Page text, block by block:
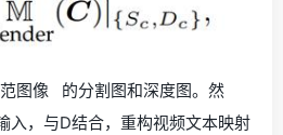
图像 的分割图和深度图。然
入，与D结合，重构视频文本映射